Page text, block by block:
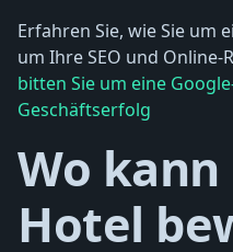
Erfahren Sie, wie Sie um
um Ihre SEO und
bitten Sie um eine
Geschäftserfolg
Wo
Hotel